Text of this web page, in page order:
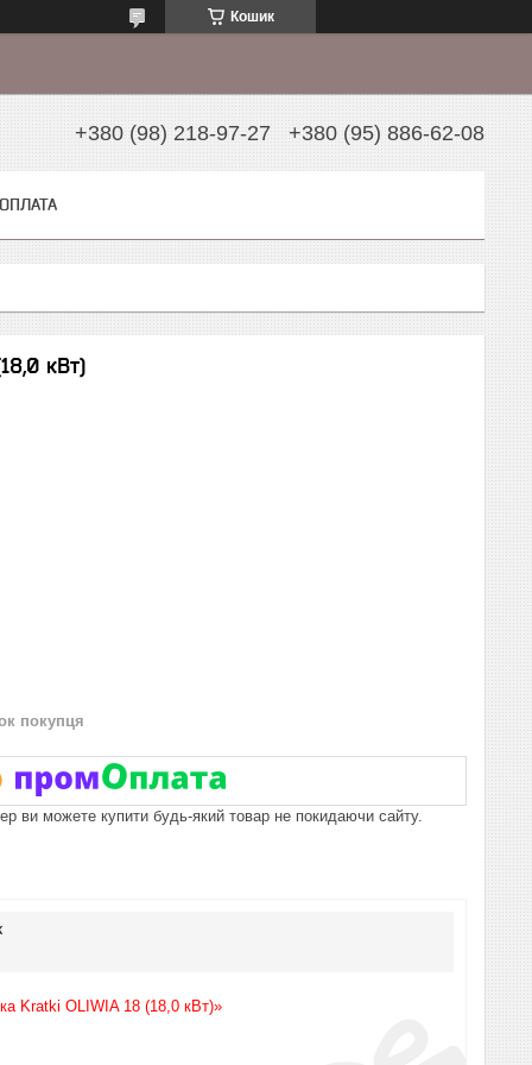
Кошик
+380 (98) 218-97-27 +380 (95) 886-62-08
кВт)
покупця
ви можете купити будь-який товар не покидаючи сайту.
Kratki OLIWIA 18 (18,0 кВт)»